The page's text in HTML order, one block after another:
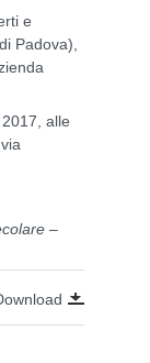
e
Padova),
alle
–